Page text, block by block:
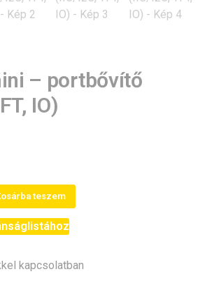
– portbővítő
IO)
teszem
kapcsolatban